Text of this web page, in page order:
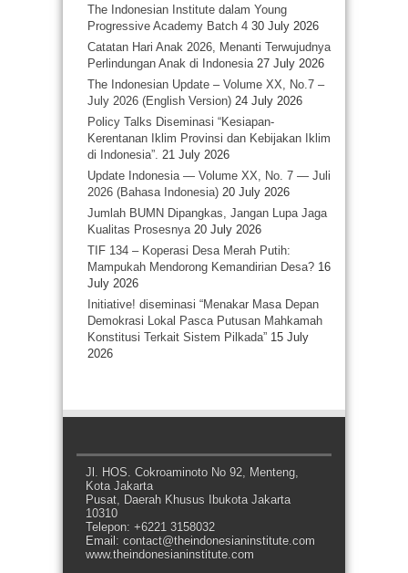
The Indonesian Institute dalam Young
Progressive Academy Batch 4 30 July 2026
Catatan Hari Anak 2026, Menanti Terwujudnya
Perlindungan Anak di Indonesia 27 July 2026
The Indonesian Update – Volume XX, No.7 –
July 2026 (English Version) 24 July 2026
Policy Talks Diseminasi “Kesiapan-
Kerentanan Iklim Provinsi dan Kebijakan Iklim
di Indonesia”. 21 July 2026
Update Indonesia — Volume XX, No. 7 — Juli
2026 (Bahasa Indonesia) 20 July 2026
Jumlah BUMN Dipangkas, Jangan Lupa Jaga
Kualitas Prosesnya 20 July 2026
TIF 134 – Koperasi Desa Merah Putih:
Mampukah Mendorong Kemandirian Desa? 16
July 2026
Initiative! diseminasi “Menakar Masa Depan
Demokrasi Lokal Pasca Putusan Mahkamah
Konstitusi Terkait Sistem Pilkada” 15 July
2026
Jl. HOS. Cokroaminoto No 92, Menteng,
Kota Jakarta
Pusat, Daerah Khusus Ibukota Jakarta
10310
Telepon: +6221 3158032
Email: contact@theindonesianinstitute.com
www.theindonesianinstitute.com